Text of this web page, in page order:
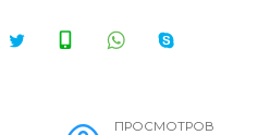
ПРОСМОТРОВ